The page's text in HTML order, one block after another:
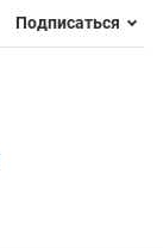
Подписаться